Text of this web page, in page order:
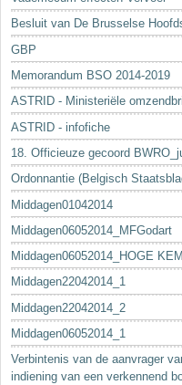
Besluit van De Brusselse
GBP
Memorandum BSO 2014-2019
ASTRID - Ministeriële
ASTRID - infofiche
18. Officieuze gecoord
Ordonnantie (Belgisch
Middagen01042014
Middagen06052014_MFGodart
Middagen06052014_HOGE
Middagen22042014_1
Middagen22042014_2
Middagen06052014_1
Verbintenis van de aanvrager
indiening van een verkennend